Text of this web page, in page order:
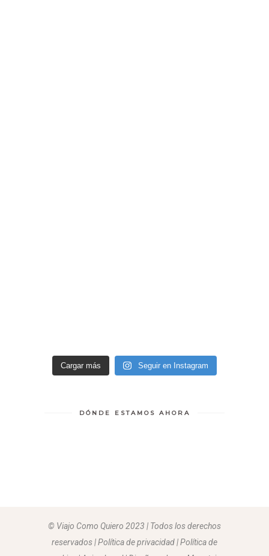
Cargar más Seguir en Instagram
DÓNDE ESTAMOS AHORA
© Viajo Como Quiero 2023 | Todos los derechos
reservados | Política de privacidad | Política de